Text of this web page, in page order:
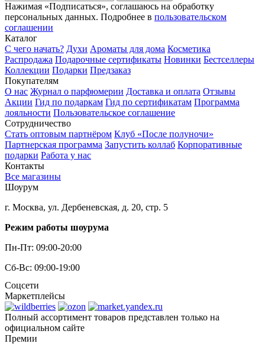
Нажимая «Подписаться», соглашаюсь на обработку
персональных данных. Подробнее в пользовательском
соглашении
Каталог
С чего начать? Духи Ароматы для дома Косметика
Распродажа Подарочные сертификаты Новинки Бестселлеры
Коллекции Подарки Предзаказ
Покупателям
О нас Журнал о парфюмерии Доставка и оплата Отзывы
Акции Гид по подаркам Гид по сертификатам Программа
лояльности Пользовательское соглашение
Сотрудничество
Стать оптовым партнёром Клуб «После полуночи»
Партнерская программа Запустить коллаб Корпоративные
подарки Работа у нас
Контакты
Все магазины
Шоурум
г. Москва, ул. Дербеневская, д. 20, стр. 5
Режим работы шоурума
Пн-Пт: 09:00-20:00
Сб-Вс: 09:00-19:00
Соцсети
Маркетплейсы
Полный ассортимент товаров представлен только на
официальном сайте
Премии